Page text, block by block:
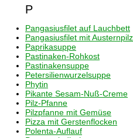
P
Pangasiusfilet auf Lauchbett
Pangasiusfilet mit
Paprikasuppe
Pastinaken-Rohkost
Pastinakensuppe
Petersilienwurzelsuppe
Phytin
Pikante Sesam-Nuß-Creme
Pilz-Pfanne
Pilzpfanne mit Gemüse
Pizza mit Gerstenflocken
Polenta-Auflauf